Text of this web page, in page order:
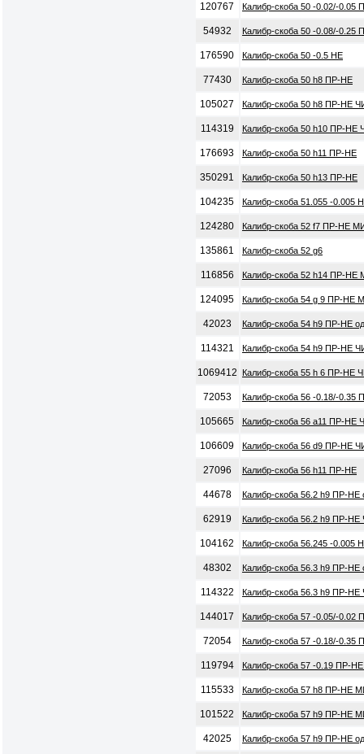
120767 Калибр-скоба 50 -0.02/-
54932 Калибр-скоба 50 -0.08/-
176590 Калибр-скоба 50 -0.5 НЕ
77430 Калибр-скоба 50 h8 ПР-НЕ
105027 Калибр-скоба 50 h8 ПР-НЕ
114319 Калибр-скоба 50 h10 ПР-НЕ
176693 Калибр-скоба 50 h11 ПР-НЕ
350291 Калибр-скоба 50 h13 ПР-НЕ
104235 Калибр-скоба 51.055 -0.005
124280 Калибр-скоба 52 f7 ПР-НЕ
135861 Калибр-скоба 52 g6
116856 Калибр-скоба 52 h14 ПР-НЕ
124095 Калибр-скоба 54 g 9 ПР-НЕ
42023 Калибр-скоба 54 h9 ПР-НЕ
114321 Калибр-скоба 54 h9 ПР-НЕ
1069412 Калибр-скоба 55 h 6 ПР-НЕ
72053 Калибр-скоба 56 -0.18/-
105665 Калибр-скоба 56 a11 ПР-НЕ
106609 Калибр-скоба 56 d9 ПР-НЕ
27096 Калибр-скоба 56 h11 ПР-НЕ
44678 Калибр-скоба 56.2 h9 ПР-НЕ
62919 Калибр-скоба 56.2 h9 ПР-НЕ
104162 Калибр-скоба 56.245 -0.005
48302 Калибр-скоба 56.3 h9 ПР-НЕ
114322 Калибр-скоба 56.3 h9 ПР-НЕ
144017 Калибр-скоба 57 -0.05/-0.02
72054 Калибр-скоба 57 -0.18/-
119794 Калибр-скоба 57 -0.19 ПР-
115533 Калибр-скоба 57 h8 ПР-НЕ
101522 Калибр-скоба 57 h9 ПР-НЕ
42025 Калибр-скоба 57 h9 ПР-НЕ